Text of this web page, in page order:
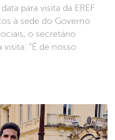
para visita da EREF
à sede do Governo
o secretário
“É de nosso